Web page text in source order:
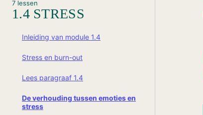
De drie behoeften
ondersteunt
Richard Ryan vertelt over geluk
Hoe is het gesteld met jouw
welbevinden?
Inleiding van module 1.3
Lees paragraaf 1.3
Bekijk een TedTalk van Alan
Watkins
Wat zijn Emoties
Het lege vat paradigma
7 lessen
1.4 STRESS
Inleiding van module 1.4
Stress en burn-out
Lees paragraaf 1.4
De verhouding tussen emoties en
stress